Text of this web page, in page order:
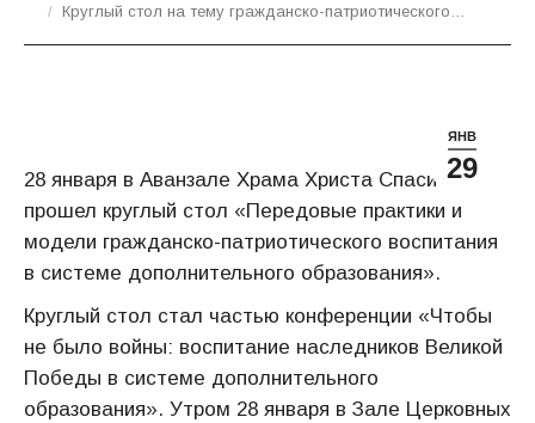
Круглый стол на тему гражданско-патриотического…
ЯНВ
29
28 января в Аванзале Храма Христа Спасителя
прошел круглый стол «Передовые практики и
модели гражданско-патриотического воспитания
в системе дополнительного образования».
Круглый стол стал частью конференции «Чтобы
не было войны: воспитание наследников Великой
Победы в системе дополнительного
образования». Утром 28 января в Зале Церковных